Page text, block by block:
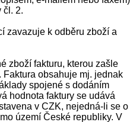
čl. 2.
zavazuje k odběru zboží a
zboží fakturu, kterou zašle
obsahuje mj. jednak
spojené s dodáním
hodnota faktury se udává
v CZK, nejedná-li se o
území České republiky. V